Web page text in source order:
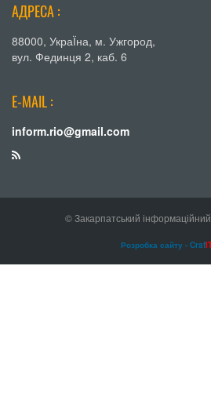
АДРЕСА :
88000, УкраЇна, м. Ужгород,
вул. Фединця 2, каб. 6
E-MAIL :
inform.rio@gmail.com
© Закарпатський
Розробка сайту - CrafIT